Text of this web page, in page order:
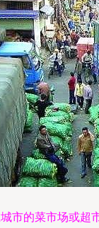
市的菜市场或超